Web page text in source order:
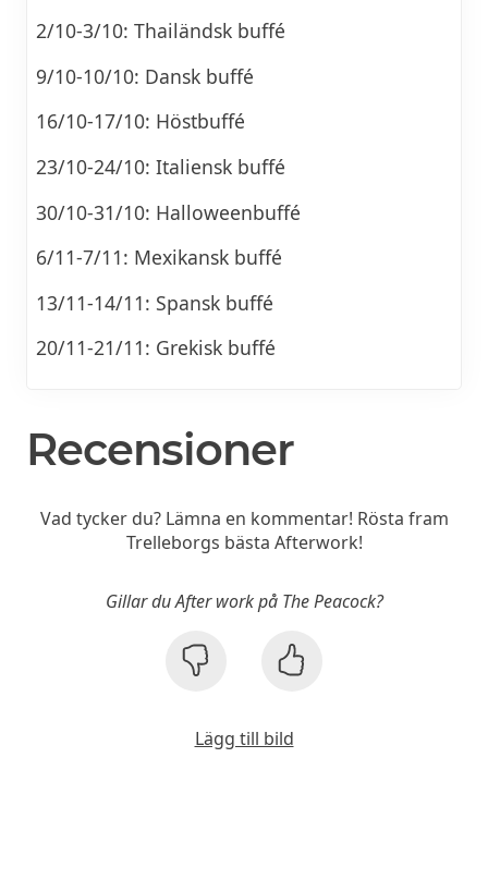
2/10-3/10: Thailändsk buffé
9/10-10/10: Dansk buffé
16/10-17/10: Höstbuffé
23/10-24/10: Italiensk buffé
30/10-31/10: Halloweenbuffé
6/11-7/11: Mexikansk buffé
13/11-14/11: Spansk buffé
20/11-21/11: Grekisk buffé
Recensioner
Vad tycker du? Lämna en kommentar! Rösta fram
Trelleborgs bästa Afterwork!
Gillar du After work på The Peacock?
Lägg till bild